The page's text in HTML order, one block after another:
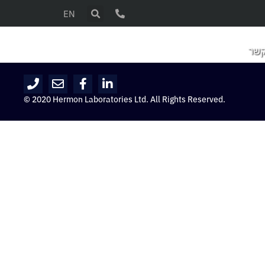
EN
© 2020 Hermon Laboratories Ltd. All Rights Reserved.